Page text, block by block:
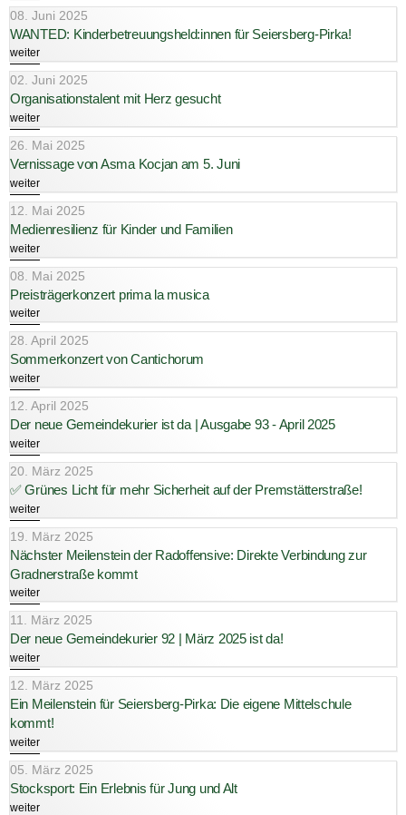
08. Juni 2025
WANTED: Kinderbetreuungsheld:innen für Seiersberg-Pirka!
weiter
02. Juni 2025
Organisationstalent mit Herz gesucht
weiter
26. Mai 2025
Vernissage von Asma Kocjan am 5. Juni
weiter
12. Mai 2025
Medienresilienz für Kinder und Familien
weiter
08. Mai 2025
Preisträgerkonzert prima la musica
weiter
28. April 2025
Sommerkonzert von Cantichorum
weiter
12. April 2025
Der neue Gemeindekurier ist da | Ausgabe 93 - April 2025
weiter
20. März 2025
✅ Grünes Licht für mehr Sicherheit auf der Premstätterstraße!
weiter
19. März 2025
Nächster Meilenstein der Radoffensive: Direkte Verbindung zur
Gradnerstraße kommt
weiter
11. März 2025
Der neue Gemeindekurier 92 | März 2025 ist da!
weiter
12. März 2025
Ein Meilenstein für Seiersberg-Pirka: Die eigene Mittelschule
kommt!
weiter
05. März 2025
Stocksport: Ein Erlebnis für Jung und Alt
weiter